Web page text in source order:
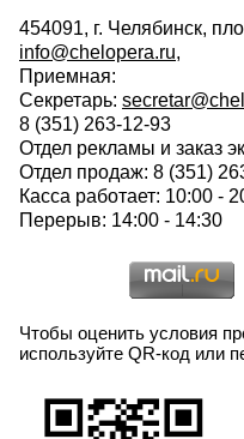
454091, г. Челябинск,
info@chelopera.ru,
Приемная:
Секретарь:
8 (351) 263-12-93
Отдел рекламы и заказ
Отдел продаж: 8 (351)
Касса работает: 10:00 -
Перерыв: 14:00 - 14:30
Чтобы оценить условия
используйте QR-код или